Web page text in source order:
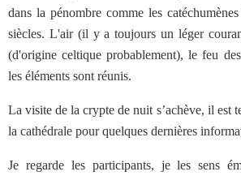
dans la pénombre comme les
siècles. L'air (il y a toujours un léger
(d'origine celtique probablement), le feu
les éléments sont réunis.
La visite de la crypte de nuit s’achève, il est
la cathédrale pour quelques dernières
Je regarde les participants, je les sens